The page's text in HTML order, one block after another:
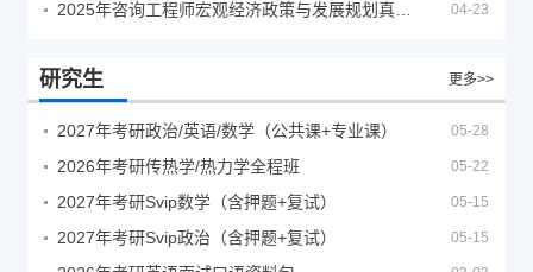
04-23
研究生 更多>>
2027年考研政治/英语/数学（公共课+专业课） 05-28
2026年考研传热学/热力学全程班 05-22
2027年考研Svip数学（含押题+复试） 05-15
2027年考研Svip政治（含押题+复试） 05-15